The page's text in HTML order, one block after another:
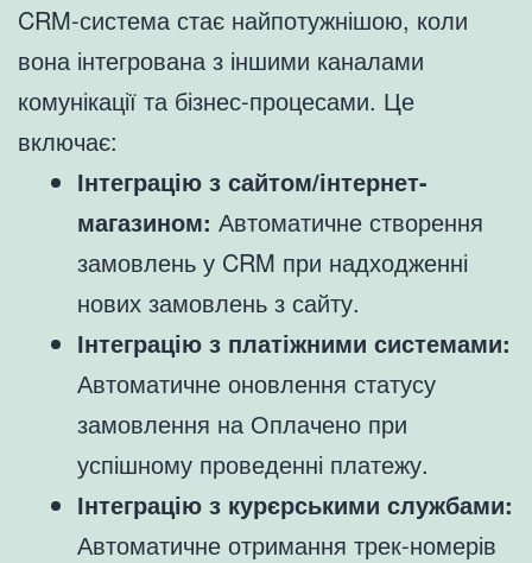
CRM-система стає найпотужнішою, коли
вона інтегрована з іншими каналами
комунікації та бізнес-процесами. Це
включає:
Інтеграцію з сайтом/інтернет-
магазином: Автоматичне створення
замовлень у CRM при надходженні
нових замовлень з сайту.
Інтеграцію з платіжними системами:
Автоматичне оновлення статусу
замовлення на Оплачено при
успішному проведенні платежу.
Інтеграцію з курєрськими службами:
Автоматичне отримання трек-номерів